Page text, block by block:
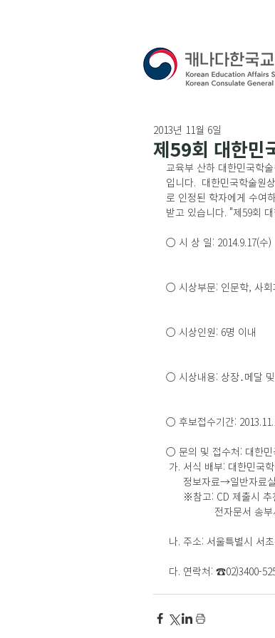
제59회 대한민
2013년 11월 6일
교육부 산하 대한민국학
입니다.  대한민국학술원
로 인정된 학자에게 수여
받고 있습니다. "제59회
○ 시 상 일: 2014.9.17(수)
○ 시상부문: 인문학, 사회
○ 시상인원: 6명 이내
○ 시상내용: 상장․메달
○ 후보접수기간:
○ 문의 및 접수처: 대한민
가. 서식 배부: 대한민국
정보자료→일반자
※참고: CD 제출
나. 주소: 서울특별시 서
다. 연락처: ☎02)3400-